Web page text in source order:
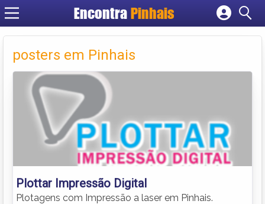
Encontra Pinhais
Cadastrar empresa
Criar conta
posters em Pinhais
Plottar Impressão Digital
Plotagens com Impressão a laser em Pinhais.